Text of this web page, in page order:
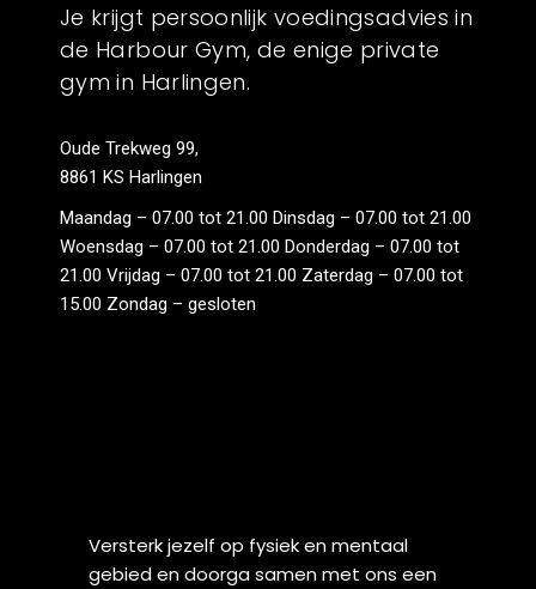
Je krijgt persoonlijk voedingsadvies in
de Harbour Gym, de enige private
gym in Harlingen.
Oude Trekweg 99,
8861 KS Harlingen
Maandag – 07.00 tot 21.00 Dinsdag – 07.00 tot 21.00
Woensdag – 07.00 tot 21.00 Donderdag – 07.00 tot
21.00 Vrijdag – 07.00 tot 21.00 Zaterdag – 07.00 tot
15.00 Zondag – gesloten
Versterk jezelf op fysiek en mentaal
gebied en doorga samen met ons een